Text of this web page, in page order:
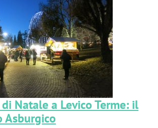
Natale a Levico Terme: il
Asburgico